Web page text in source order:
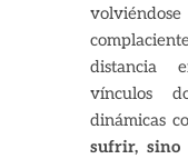
distancia
vínculos
dinámicas
sufrir, sino